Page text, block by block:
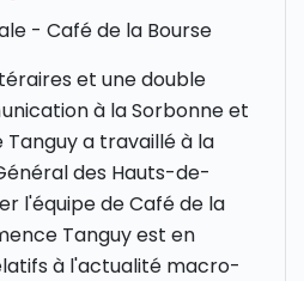
- Café de la Bourse
et une double
à la Sorbonne et
Tanguy a travaillé à la
des Hauts-de-
l'équipe de Café de la
Tanguy est en
à l'actualité macro-